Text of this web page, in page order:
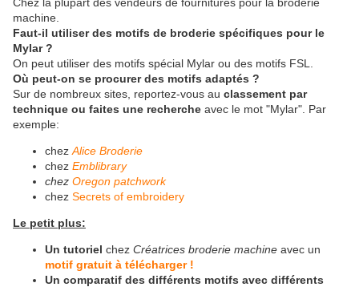
machine.
Faut-il utiliser des motifs de broderie spécifiques pour le
Mylar ?
On peut utiliser des motifs spécial Mylar ou des motifs FSL.
Où peut-on se procurer des motifs adaptés ?
Sur de nombreux sites, reportez-vous au classement par
technique ou faites une recherche avec le mot "Mylar". Par
exemple:
chez Alice Broderie
chez Emblibrary
chez Oregon patchwork
chez Secrets of embroidery
Le petit plus:
Un tutoriel chez Créatrices broderie machine avec un
motif gratuit à télécharger !
Un comparatif des différents motifs avec différents